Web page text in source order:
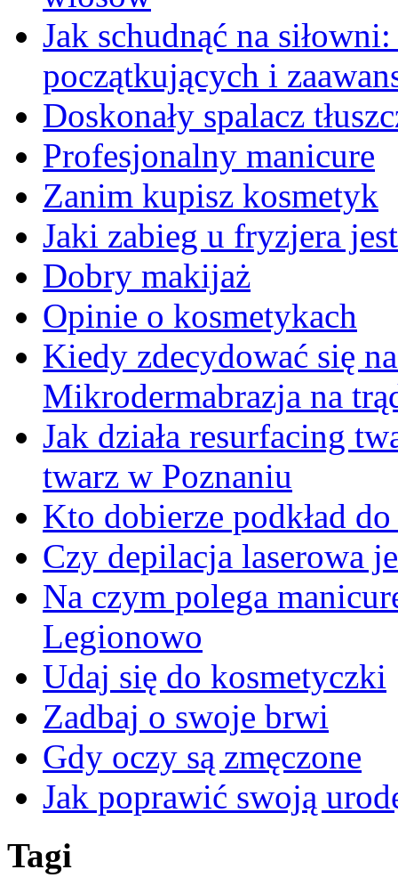
Jak schudnąć na
początkujących i
Doskonały spalacz
Profesjonalny manicure
Zanim kupisz kosmetyk
Jaki zabieg u fryzjera
Dobry makijaż
Opinie o kosmetykach
Kiedy zdecydować się
Mikrodermabrazja na
Jak działa resurfacing
twarz w Poznaniu
Kto dobierze podkład
Czy depilacja laserowa
Na czym polega
Legionowo
Udaj się do kosmetyczki
Zadbaj o swoje brwi
Gdy oczy są zmęczone
Jak poprawić swoją
Tagi